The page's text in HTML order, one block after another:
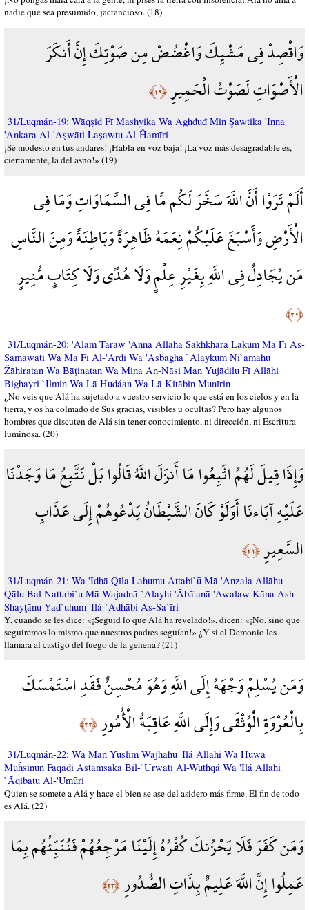
nadie que sea presumido, jactancioso. (18)
وَاقْصِدْ فِي مَشْيِكَ وَاغْضُضْ مِن صَوْتِكَ إِنَّ أَنكَرَ
الْأَصْوَاتِ لَصَوْتُ الْحَمِيرِ﴿١٩﴾
31/Luqmán-19: Wāqşid Fī Mashyika Wa Aghđuđ Min Şawtika 'Inna
'Ankara Al-'Aşwāti Laşawtu Al-Ĥamīri
¡Sé modesto en tus andares! ¡Habla en voz baja! ¡La voz más desagradable es,
ciertamente, la del asno!» (19)
أَلَمْ تَرَوْا أَنَّ اللَّهَ سَخَّرَ لَكُم مَّا فِي السَّمَاوَاتِ وَمَا فِي
الْأَرْضِ وَأَسْبَغَ عَلَيْكُمْ نِعَمَهُ ظَاهِرَةً وَبَاطِنَةً وَمِنَ النَّاسِ
مَن يُجَادِلُ فِي اللَّهِ بِغَيْرِ عِلْمٍ وَلَا هُدًى وَلَا كِتَابٍ مُّنِيرٍ
﴿٢٠﴾
31/Luqmán-20: 'Alam Taraw 'Anna Allāha Sakhkhara Lakum Mā Fī As-
Samāwāti Wa Mā Fī Al-'Arđi Wa 'Asbagha `Alaykum Ni`amahu
Žāhiratan Wa Bāţinatan Wa Mina An-Nāsi Man Yujādilu Fī Allāhi
Bighayri `Ilmin Wa Lā Hudáan Wa Lā Kitābin Munīrin
¿No veis que Alá ha sujetado a vuestro servicio lo que está en los cielos y en la
tierra, y os ha colmado de Sus gracias, visibles u ocultas? Pero hay algunos
hombres que discuten de Alá sin tener conocimiento, ni dirección, ni Escritura
luminosa. (20)
وَإِذَا قِيلَ لَهُمُ اتَّبِعُوا مَا أَنزَلَ اللَّهُ قَالُوا بَلْ نَتَّبِعُ مَا وَجَدْنَا
عَلَيْهِ آبَاءنَا أَوَلَوْ كَانَ الشَّيْطَانُ يَدْعُوهُمْ إِلَى عَذَابِ
السَّعِيرِ﴿٢١﴾
31/Luqmán-21: Wa 'Idhā Qīla Lahumu Attabi`ū Mā 'Anzala Allāhu
Qālū Bal Nattabi`u Mā Wajadnā `Alayhi 'Ābā'anā 'Awalaw Kāna Ash-
Shayţānu Yad`ūhum 'Ilá `Adhābi As-Sa`īri
Y, cuando se les dice: «¡Seguid lo que Alá ha revelado!», dicen: «¡No, sino que
seguiremos lo mismo que nuestros padres seguían!» ¿Y si el Demonio les
llamara al castigo del fuego de la gehena? (21)
وَمَن يُسْلِمْ وَجْهَهُ إِلَى اللَّهِ وَهُوَ مُحْسِنٌ فَقَدِ اسْتَمْسَكَ
بِالْعُرْوَةِ الْوُثْقَى وَإِلَى اللَّهِ عَاقِبَةُ الْأُمُورِ﴿٢٢﴾
31/Luqmán-22: Wa Man Yuslim Wajhahu 'Ilá Allāhi Wa Huwa
Muĥsinun Faqadi Astamsaka Bil-`Urwati Al-Wuthqá Wa 'Ilá Allāhi
`Āqibatu Al-'Umūri
Quien se somete a Alá y hace el bien se ase del asidero más firme. El fin de todo
es Alá. (22)
وَمَن كَفَرَ فَلَا يَحْزُنكَ كُفْرُهُ إِلَيْنَا مَرْجِعُهُمْ فَنُنَبِّئُهُم بِمَا
عَمِلُوا إِنَّ اللَّهَ عَلِيمٌ بِذَاتِ الصُّدُورِ﴿٢٣﴾